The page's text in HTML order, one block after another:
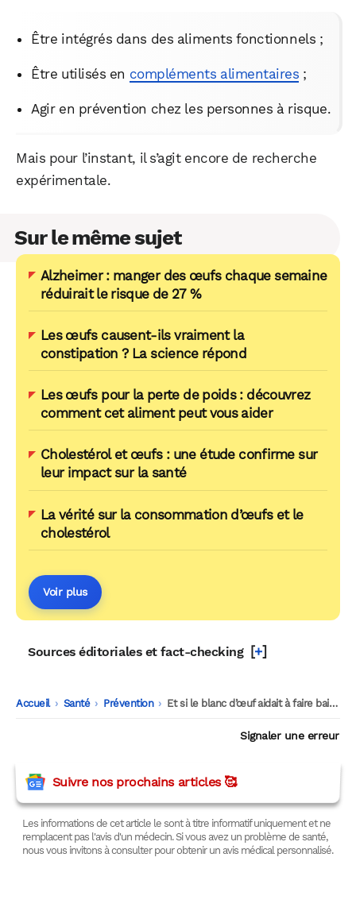
Être intégrés dans des aliments fonctionnels ;
Être utilisés en compléments alimentaires ;
Agir en prévention chez les personnes à risque.
Mais pour l’instant, il s’agit encore de recherche
expérimentale.
Sur le même sujet
Alzheimer : manger des œufs chaque semaine
réduirait le risque de 27 %
Les œufs causent-ils vraiment la
constipation ? La science répond
Les œufs pour la perte de poids : découvrez
comment cet aliment peut vous aider
Cholestérol et œufs : une étude confirme sur
leur impact sur la santé
La vérité sur la consommation d’œufs et le
cholestérol
Voir plus
Sources éditoriales et fact-checking [+]
Accueil -
Santé -
Prévention -
Et si le blanc d’œuf aidait à faire baisser la tension ? Une étude intrigue
Signaler une erreur
Suivre nos prochains articles 🥰
Les informations de cet article le sont à titre informatif uniquement et ne
remplacent pas l'avis d'un médecin. Si vous avez un problème de santé,
nous vous invitons à consulter pour obtenir un avis médical personnalisé.